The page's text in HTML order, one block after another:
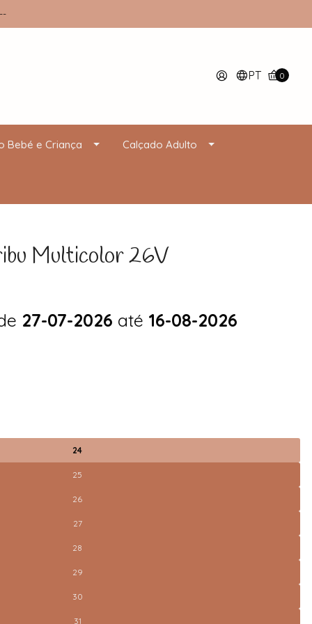
PT 0
Bebé e Criança Calçado Adulto
Multicolor 26V
27-07-2026 até 16-08-2026
24
25
26
27
28
29
30
31